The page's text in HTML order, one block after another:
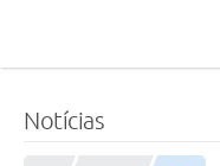
Notícias